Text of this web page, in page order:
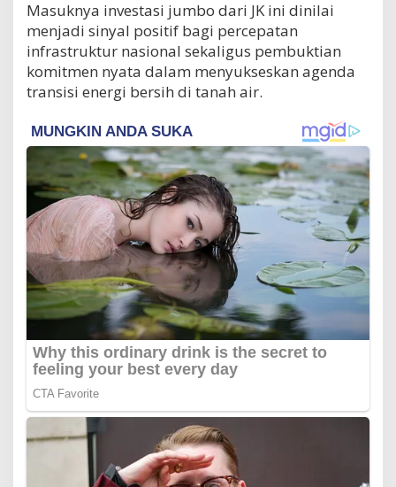
Masuknya investasi jumbo dari JK ini dinilai
menjadi sinyal positif bagi percepatan
infrastruktur nasional sekaligus pembuktian
komitmen nyata dalam menyukseskan agenda
transisi energi bersih di tanah air.